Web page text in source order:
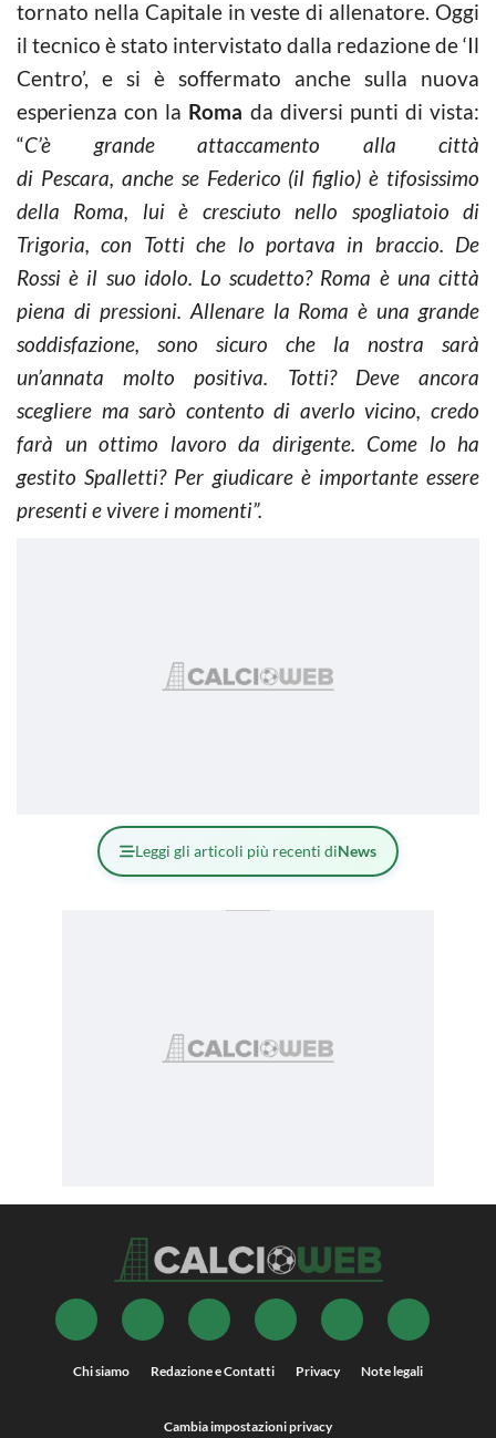
tornato nella Capitale in veste di allenatore. Oggi
il tecnico è stato intervistato dalla redazione de ‘Il
Centro’, e si è soffermato anche sulla nuova
esperienza con la Roma da diversi punti di vista:
“C’è grande attaccamento alla città
di Pescara, anche se Federico (il figlio) è tifosissimo
della Roma, lui è cresciuto nello spogliatoio di
Trigoria, con Totti che lo portava in braccio. De
Rossi è il suo idolo. Lo scudetto? Roma è una città
piena di pressioni. Allenare la Roma è una grande
soddisfazione, sono sicuro che la nostra sarà
un’annata molto positiva. Totti? Deve ancora
scegliere ma sarò contento di averlo vicino, credo
farà un ottimo lavoro da dirigente. Come lo ha
gestito Spalletti? Per giudicare è importante essere
presenti e vivere i momenti”.
Leggi gli articoli più recenti diNews
Chi siamo Redazione e Contatti Privacy Note legali
Cambia impostazioni privacy